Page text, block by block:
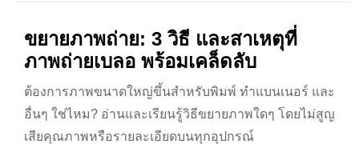
ขยายภาพถ่าย: 3 วิธี และสาเหตุที่
ภาพถ่ายเบลอ พร้อมเคล็ดลับ
ต้องการภาพขนาดใหญ่ขึ้นสำหรับพิมพ์ ทำแบนเนอร์ และ
อื่นๆ ใช่ไหม? อ่านและเรียนรู้วิธีขยายภาพใดๆ โดยไม่สูญ
เสียคุณภาพหรือรายละเอียดบนทุกอุปกรณ์